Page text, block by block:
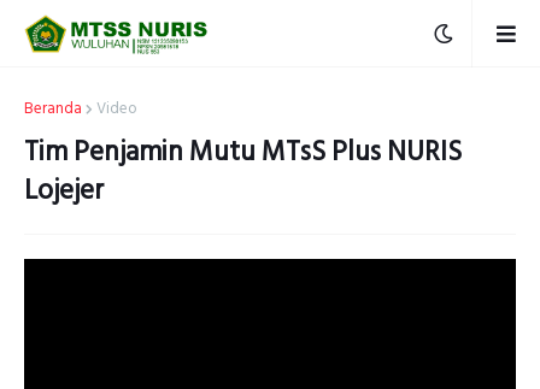
Beranda Video
Tim Penjamin Mutu MTsS Plus NURIS
Lojejer